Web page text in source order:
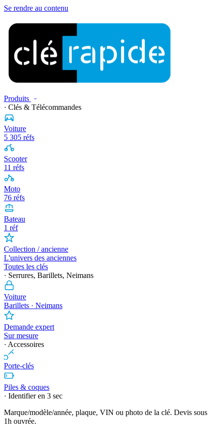
Se rendre au contenu
Produits
· Clés & Télécommandes
Voiture
5 305 réfs
Scooter
11 réfs
Moto
76 réfs
Bateau
1 réf
Collection / ancienne
L'univers des anciennes
Toutes les clés
· Serrures, Barillets, Neimans
Voiture
Barillets · Neimans
Demande expert
Sur mesure
· Accessoires
Porte-clés
Piles & coques
· Identifier en 3 sec
Marque/modèle/année, plaque, VIN ou photo de la clé. Devis sous
1h ouvrée.